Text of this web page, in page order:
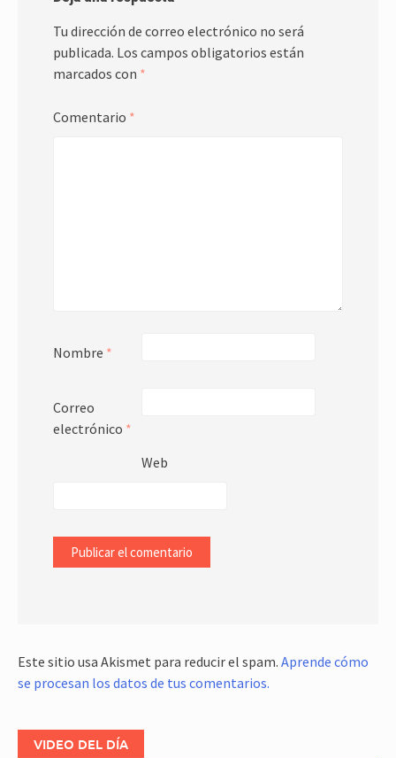
Tu dirección de correo electrónico no será
publicada. Los campos obligatorios están
marcados con *
Comentario *
Nombre *
Correo
electrónico *
Web
Este sitio usa Akismet para reducir el spam. Aprende cómo
se procesan los datos de tus comentarios.
VIDEO DEL DÍA